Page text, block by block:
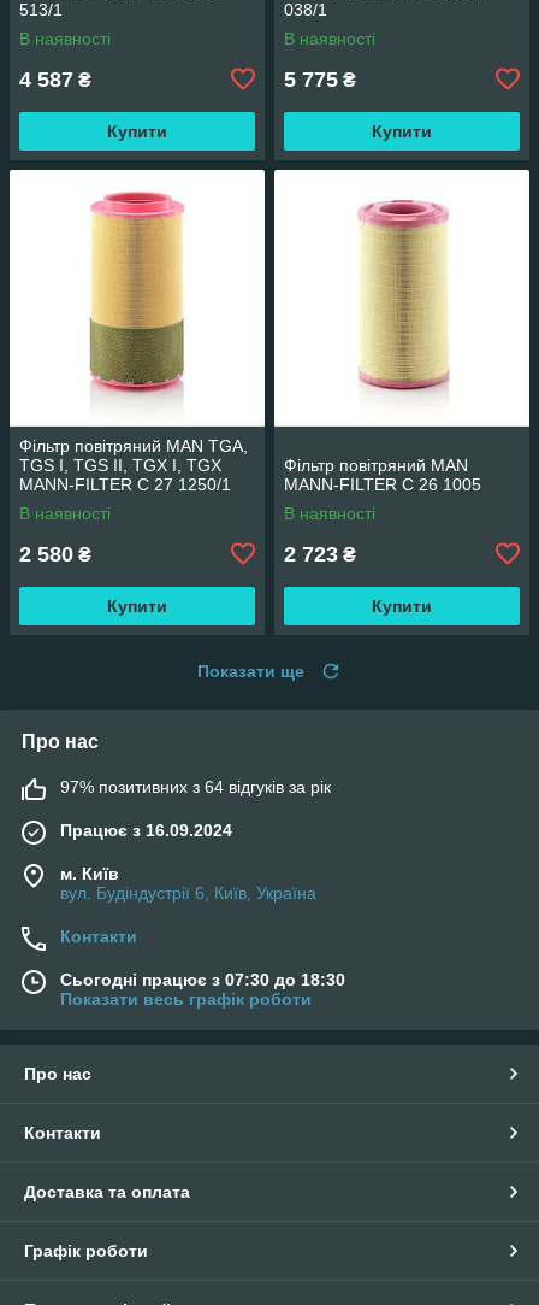
513/1
В наявності
4 587 ₴
Купити
038/1
В наявності
5 775 ₴
Купити
Фільтр повітряний MAN TGA,
TGS I, TGS II, TGX I, TGX
MANN-FILTER C 27 1250/1
В наявності
2 580 ₴
Купити
Фільтр повітряний MAN
MANN-FILTER C 26 1005
В наявності
2 723 ₴
Купити
Показати ще
Про нас
97% позитивних з 64 відгуків за рік
Працює з 16.09.2024
м. Київ
вул. Будіндустрії 6, Київ, Україна
Контакти
Сьогодні працює з 07:30 до 18:30
Показати весь графік роботи
Про нас
Контакти
Доставка та оплата
Графік роботи